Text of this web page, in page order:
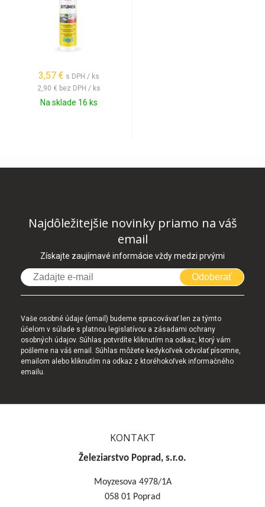
3,57 € s DPH / ks
2,90 € bez DPH / ks
Na sklade 16 ks
Najdôležitejšie novinky priamo na váš
email
Získajte zaujímavé informácie vždy medzi prvými
Odoberať
Vaše osobné údaje (email) budeme spracovávať len za týmto
účelom v súlade s platnou legislatívou a zásadami ochrany
osobných údajov. Súhlas potvrdíte kliknutím na odkaz, ktorý vám
pošleme na váš email. Súhlas môžete kedykoľvek odvolať písomne,
emailom alebo kliknutím na odkaz z ktoréhokoľvek informačného
emailu.
KONTAKT
Železiarstvo Poprad, s.r.o.
Moyzesova 4978/1A
058 01 Poprad